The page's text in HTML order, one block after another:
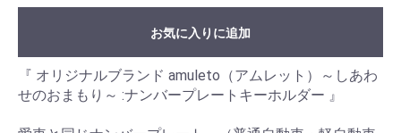
お気に入りに追加
『 オリジナルブランド amuleto（アムレット）～しあわ
せのおまもり～ :ナンバープレートキーホルダー 』